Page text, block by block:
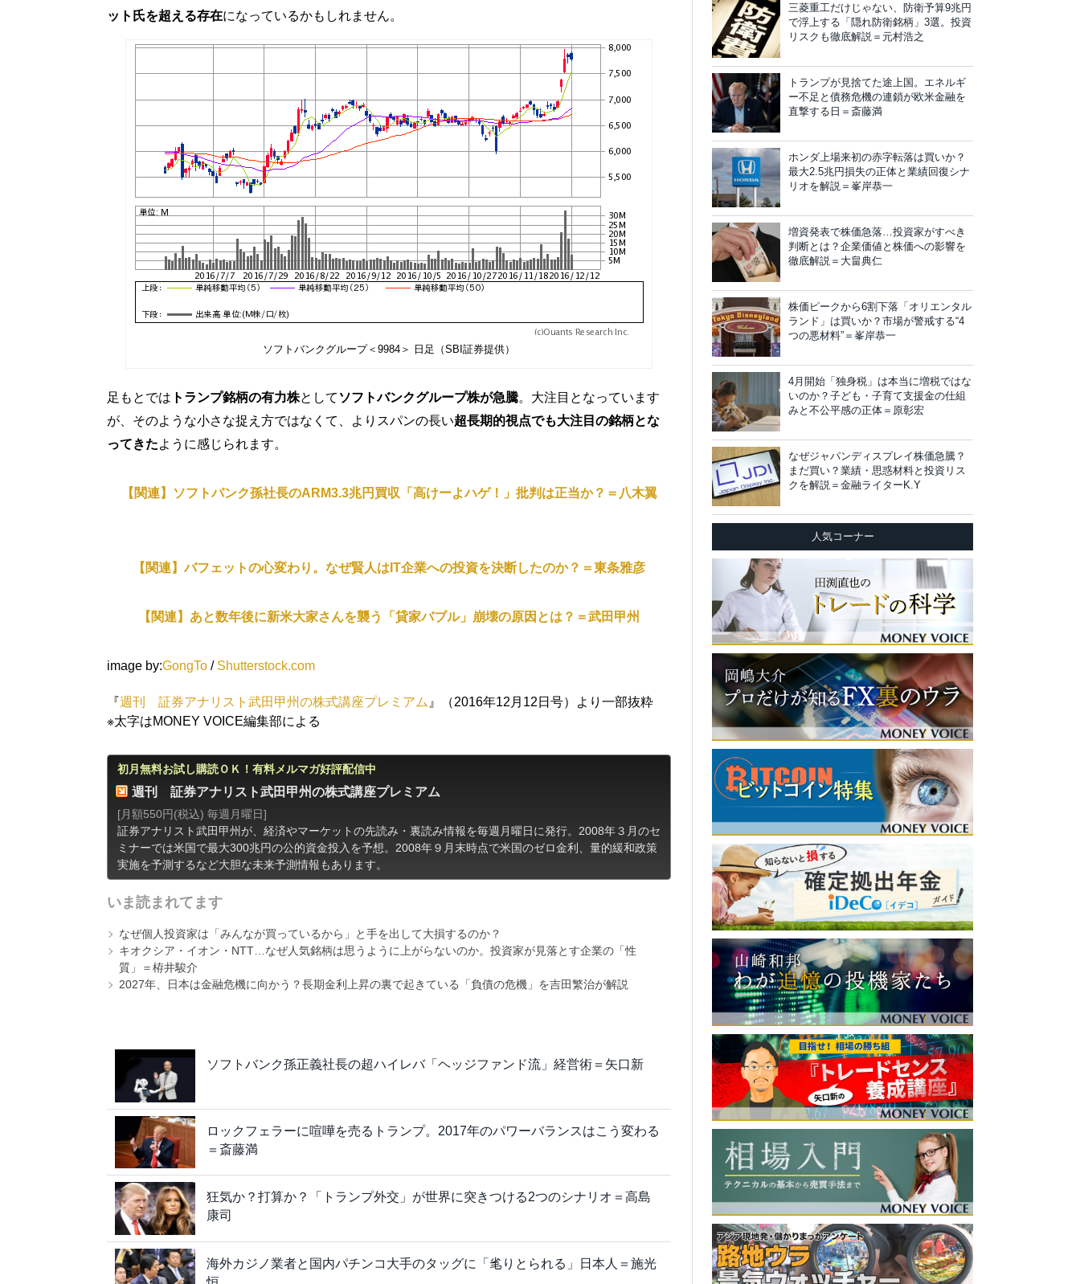
ット氏を超える存在になっているかもしれません。
ソフトバンクグループ＜9984＞ 日足（SBI証券提供）
足もとでは トランプ銘柄の有力株として ソフトバンクグループ株が急騰。大注目となっています
が、そのような小さな捉え方ではなくて、よりスパンの長い超長期的視点でも大注目の銘柄とな
ってきたように感じられます。
【関連】ソフトバンク孫社長のARM3.3兆円買収「高けーよハゲ！」批判は正当か？＝八木翼
【関連】バフェットの心変わり。なぜ賢人はIT企業への投資を決断したのか？＝東条雅彦
【関連】あと数年後に新米大家さんを襲う「貸家バブル」崩壊の原因とは？＝武田甲州
image by:GongTo / Shutterstock.com
『週刊 証券アナリスト武田甲州の株式講座プレミアム 』（2016年12月12日号）より一部抜粋
※太字はMONEY VOICE編集部による
初月無料お試し購読ＯＫ！有料メルマガ好評配信中
週刊 証券アナリスト武田甲州の株式講座プレミアム
[月額550円(税込) 毎週月曜日]
証券アナリスト武田甲州が、経済やマーケットの先読み・裏読み情報を毎週月曜日に発行。2008年３月のセ
ミナーでは米国で最大300兆円の公的資金投入を予想。2008年９月末時点で米国のゼロ金利、量的緩和政策
実施を予測するなど大胆な未来予測情報もあります。
いま読まれてます
なぜ個人投資家は「みんなが買っているから」と手を出して大損するのか？
キオクシア・イオン・NTT…なぜ人気銘柄は思うように上がらないのか。投資家が見落とす企業の「性
質」＝栫井駿介
2027年、日本は金融危機に向かう？長期金利上昇の裏で起きている「負債の危機」を吉田繁治が解説
ソフトバンク孫正義社長の超ハイレバ「ヘッジファンド流」経営術＝矢口新
ロックフェラーに喧嘩を売るトランプ。2017年のパワーバランスはこう変わる
＝斎藤満
狂気か？打算か？「トランプ外交」が世界に突きつける2つのシナリオ＝高島
康司
海外カジノ業者と国内パチンコ大手のタッグに「毟りとられる」日本人＝施光
三菱重工だけじゃない、防衛予算9兆円
で浮上する「隠れ防衛銘柄」3選。投資
リスクも徹底解説＝元村浩之
トランプが見捨てた途上国。エネルギ
ー不足と債務危機の連鎖が欧米金融を
直撃する日＝斎藤満
ホンダ上場来初の赤字転落は買いか？
最大2.5兆円損失の正体と業績回復シナ
リオを解説＝峯岸恭一
増資発表で株価急落…投資家がすべき
判断とは？企業価値と株価への影響を
徹底解説＝大畠典仁
株価ピークから6割下落「オリエンタル
ランド」は買いか？市場が警戒する“4
つの悪材料”＝峯岸恭一
4月開始「独身税」は本当に増税ではな
いのか？子ども・子育て支援金の仕組
みと不公平感の正体＝原彰宏
なぜジャパンディスプレイ株価急騰？
まだ買い？業績・思惑材料と投資リス
クを解説＝金融ライターK.Y
人気コーナー